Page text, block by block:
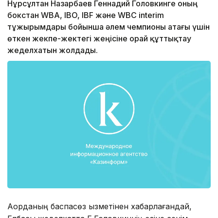
Нұрсұлтан Назарбаев Геннадий Головкинге оның
бокстан WBA, IBO, IBF және WBC interim
тұжырымдары бойынша әлем чемпионы атағы үшін
өткен жекпе-жектегі жеңісіне орай құттықтау
жеделхатын жолдады.
Ақорданың баспасөз қызметінен хабарлағандай,